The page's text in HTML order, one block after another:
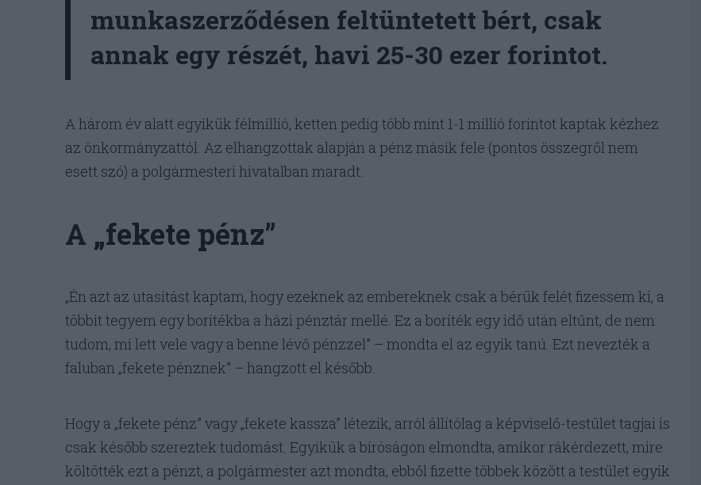
munkaszerződésen feltüntetett bért, csak
annak egy részét, havi 25-30 ezer forintot.
A három év alatt egyikük félmillió, ketten pedig több mint 1-1 millió forintot kaptak kézhez
az önkormányzattól. Az elhangzottak alapján a pénz másik fele (pontos összegről nem
esett szó) a polgármesteri hivatalban maradt.
A „fekete pénz”
„Én azt az utasítást kaptam, hogy ezeknek az embereknek csak a bérük felét fizessem ki, a
többit tegyem egy borítékba a házi pénztár mellé. Ez a boríték egy idő után eltűnt, de nem
tudom, mi lett vele vagy a benne lévő pénzzel” – mondta el az egyik tanú. Ezt nevezték a
faluban „fekete pénznek” – hangzott el később.
Hogy a „fekete pénz” vagy „fekete kassza” létezik, arról állítólag a képviselő-testület tagjai is
csak később szereztek tudomást. Egyikük a bíróságon elmondta, amikor rákérdezett, mire
költötték ezt a pénzt, a polgármester azt mondta, ebből fizette többek között a testület egyik